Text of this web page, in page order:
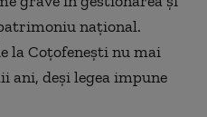
național.
la Coțofenești nu mai
ani, deși legea impune